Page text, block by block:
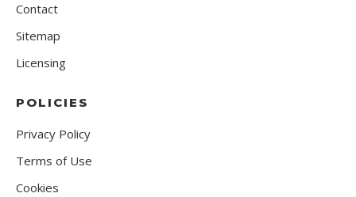
Contact
Sitemap
Licensing
POLICIES
Privacy Policy
Terms of Use
Cookies